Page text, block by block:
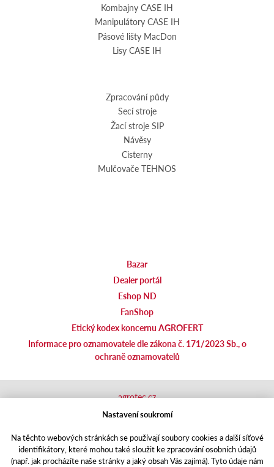
Kombajny CASE IH
Manipulátory CASE IH
Pásové lišty MacDon
Lisy CASE IH
Zpracování půdy
Secí stroje
Žací stroje SIP
Návěsy
Cisterny
Mulčovače TEHNOS
Bazar
Dealer portál
Eshop ND
FanShop
Etický kodex koncernu AGROFERT
Informace pro oznamovatele dle zákona č. 171/2023 Sb., o
ochraně oznamovatelů
agrotec.cz
agrics.sk
shop.agrics.cz
traktorbazar.cz
Nastavení soukromí
Na těchto webových stránkách se používají soubory cookies a další síťové
identifikátory, které mohou také sloužit ke zpracování osobních údajů
(např. jak procházíte naše stránky a jaký obsah Vás zajímá). Tyto údaje nám